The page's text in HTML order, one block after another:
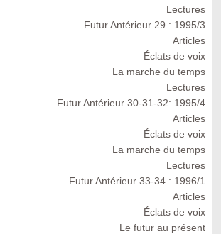
Lectures
Futur Antérieur 29 : 1995/3
Articles
Éclats de voix
La marche du temps
Lectures
Futur Antérieur 30-31-32: 1995/4
Articles
Éclats de voix
La marche du temps
Lectures
Futur Antérieur 33-34 : 1996/1
Articles
Éclats de voix
Le futur au présent